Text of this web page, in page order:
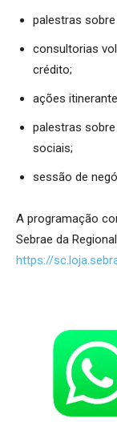
palestras
consultorias
crédito;
ações
palestras
sociais;
sessão de
A programação
Sebrae da
https://